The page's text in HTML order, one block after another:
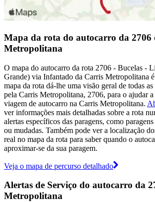
Mapa da rota do autocarro da 2706
Metropolitana
O mapa do autocarro da rota 2706 - Bucelas -
Grande) via Infantado da Carris Metropolitana
mapa da rota dá-lhe uma visão geral de todas
pela Carris Metropolitana, 2706, para o ajudar a
viagem de autocarro na Carris Metropolitana.
ver informações mais detalhadas sobre a rota
alertas específicos das paragens, como
ou mudadas. Também pode ver a localização
real no mapa da rota para saber quando o
aproximar-se da sua paragem.
Veja o mapa de percurso detalhado
Alertas de Serviço do autocarro da
Metropolitana